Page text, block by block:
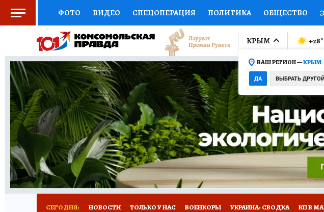
ФОТО ВИДЕО СПЕЦОПЕРАЦИЯ ПОЛИТИКА ОБЩЕСТВО
ЗДОРОВЬЕ СОЦПОДДЕРЖКА НАУКА СПОРТ КОЛУМНИСТЫ
ВЫБОР ЭКСПЕРТОВ ДОКТОР ФИНАНСЫ ОТКРЫВАЕМ МИР
КНИЖНАЯ ПОЛКА ПРОГНОЗЫ НА СПОРТ ПРОМОКОДЫ
ПРЕСС-ЦЕНТР НЕДВИЖИМОСТЬ ТЕЛЕВИЗОР КОНКУРСЫ
КОЛЛЕКЦИИ РЕКЛАМА ТЕСТЫ НОВОЕ НА САЙТЕ
КРЫМ
ВАШ РЕГИОН —КРЫМ
ДА ВЫБРАТЬ ДРУГОЙ
+28°
СЕГОДНЯ: НОВОСТИ ТОЛЬКО У НАС ВОЕНКОРЫ УКРАИНА: СВОДКА КП В